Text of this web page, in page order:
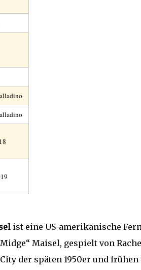
ist eine US-amerikanische
Maisel, gespielt von
der späten 1950er und